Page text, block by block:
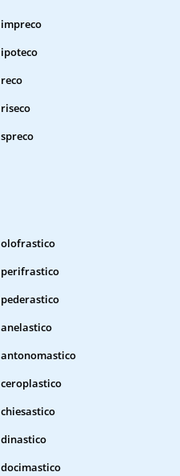
impreco
ipoteco
reco
riseco
spreco
olofrastico
perifrastico
pederastico
anelastico
antonomastico
ceroplastico
chiesastico
dinastico
docimastico